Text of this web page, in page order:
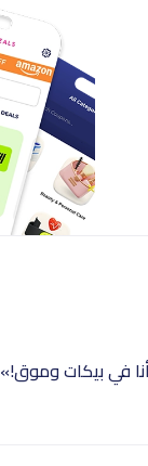
في بيكات وموق!»